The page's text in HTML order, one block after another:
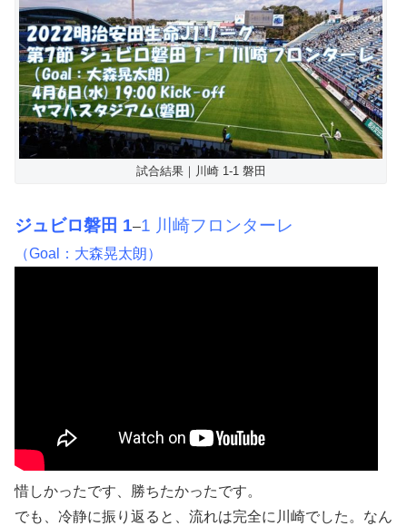
試合結果｜川崎 1-1 磐田
ジュビロ磐田 1–1 川崎フロンターレ
（Goal：大森晃太朗）
惜しかったです、勝ちたかったです。
でも、冷静に振り返ると、流れは完全に川崎でした。なん